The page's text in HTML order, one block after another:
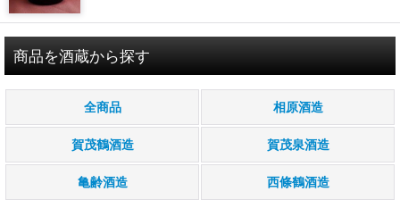
商品を酒蔵から探す
全商品 相原酒造
賀茂鶴酒造 賀茂泉酒造
亀齢酒造 西條鶴酒造